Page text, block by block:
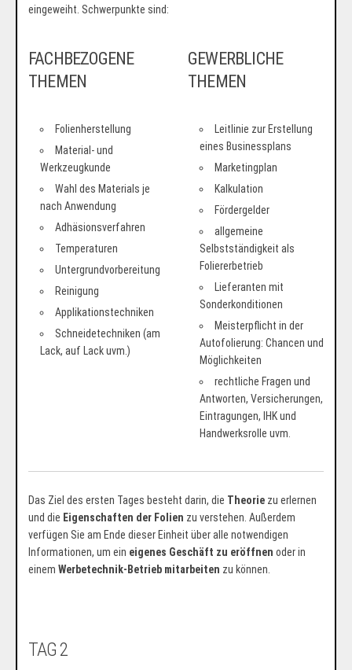
eingeweiht. Schwerpunkte sind:
FACHBEZOGENE
THEMEN
Folienherstellung
Material- und
Werkzeugkunde
Wahl des Materials je
nach Anwendung
Adhäsionsverfahren
Temperaturen
Untergrundvorbereitung
Reinigung
Applikationstechniken
Schneidetechniken (am
Lack, auf Lack uvm.)
GEWERBLICHE
THEMEN
Leitlinie zur Erstellung
eines Businessplans
Marketingplan
Kalkulation
Fördergelder
allgemeine
Selbstständigkeit als
Foliererbetrieb
Lieferanten mit
Sonderkonditionen
Meisterpflicht in der
Autofolierung: Chancen und
Möglichkeiten
rechtliche Fragen und
Antworten, Versicherungen,
Eintragungen, IHK und
Handwerksrolle uvm.
Das Ziel des ersten Tages besteht darin, die Theorie zu erlernen
und die Eigenschaften der Folien zu verstehen. Außerdem
verfügen Sie am Ende dieser Einheit über alle notwendigen
Informationen, um ein eigenes Geschäft zu eröffnen oder in
einem Werbetechnik-Betrieb mitarbeiten zu können.
TAG 2